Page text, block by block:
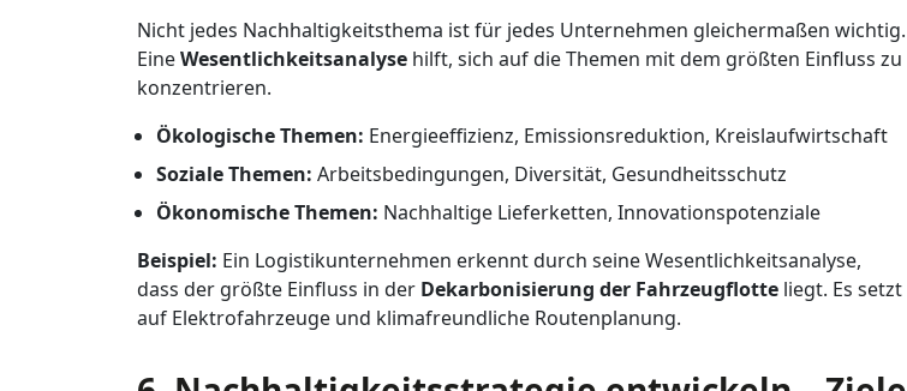
Nicht jedes Nachhaltigkeitsthema ist für jedes Unternehmen gleichermaßen wichtig.
EineWesentlichkeitsanalyse hilft, sich auf die Themen mit dem größten Einfluss zu
konzentrieren.
Ökologische Themen: Energieeffizienz, Emissionsreduktion, Kreislaufwirtschaft
Soziale Themen: Arbeitsbedingungen, Diversität, Gesundheitsschutz
Ökonomische Themen: Nachhaltige Lieferketten, Innovationspotenziale
Beispiel: Ein Logistikunternehmen erkennt durch seine Wesentlichkeitsanalyse,
dass der größte Einfluss in der Dekarbonisierung der Fahrzeugflotte liegt. Es setzt
auf Elektrofahrzeuge und klimafreundliche Routenplanung.